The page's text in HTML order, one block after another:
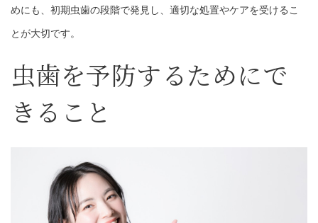
めにも、初期虫歯の段階で発見し、適切な処置やケアを受けるこ
とが大切です。
虫歯を予防するためにで
きること